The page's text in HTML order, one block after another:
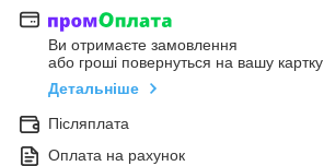
Ви отримаєте замовлення
або гроші повернуться на вашу картку
Детальніше
Післяплата
Оплата на рахунок